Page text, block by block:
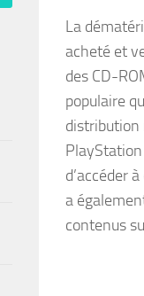
La
acheté et
des CD-
populaire
distribution
d’accéder
a
contenus